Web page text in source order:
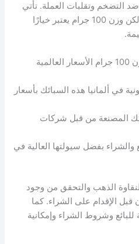
التضخم وتقلبات العملة. تأتي
سبائك الذهب بأحجام مختلفة، لكن وزن 100 جرام يعتبر خيارًا
تعكس أسعار سبائك الذهب بوزن 100 جرام الأسعار العالمية
في ألمانيا هذه السبائك بأسعار
المصنعة من قبل شركات
والشراء بفضل سيولتها العالية في
الذهب والتحقق من وجود
الإقدام على الشراء. كما
للبائع وشروط الشراء وإمكانية